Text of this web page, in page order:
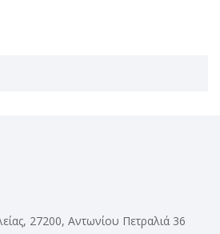
27200, Αντωνίου Πετραλιά 36